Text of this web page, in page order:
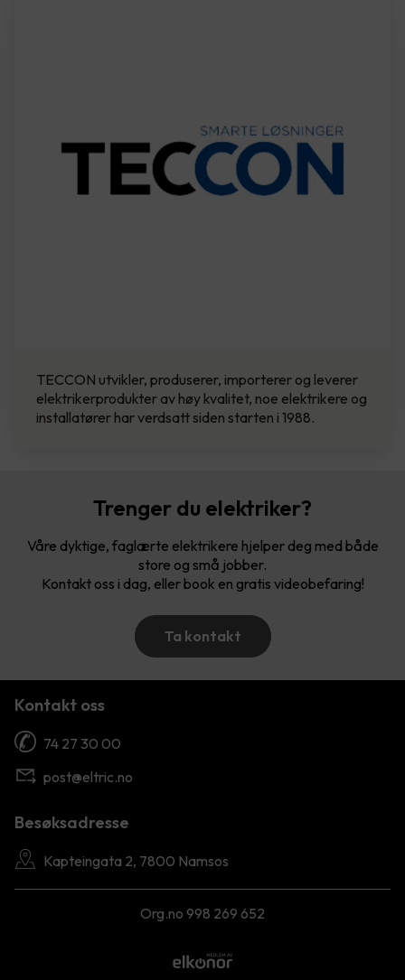
TECCON utvikler, produserer, importerer og leverer
elektrikerprodukter av høy kvalitet, noe elektrikere og
installatører har verdsatt siden starten i 1988.
Trenger du elektriker?
Våre dyktige, faglærte elektrikere hjelper deg med både
store og små jobber.
Kontakt oss i dag, eller book en gratis videobefaring!
Ta kontakt
Kontakt oss
74 27 30 00
post@eltric.no
Besøksadresse
Kapteingata 2, 7800 Namsos
Org.no 998 269 652